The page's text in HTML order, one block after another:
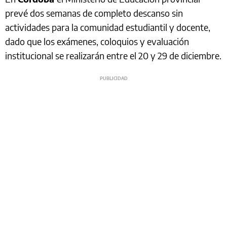
prevé dos semanas de completo descanso sin
actividades para la comunidad estudiantil y docente,
dado que los exámenes, coloquios y evaluación
institucional se realizarán entre el 20 y 29 de diciembre.